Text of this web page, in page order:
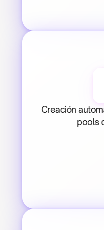
Creación
pools